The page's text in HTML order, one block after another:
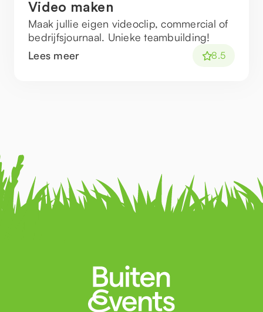
Video maken
Maak jullie eigen videoclip, commercial of
bedrijfsjournaal. Unieke teambuilding!
Lees meer
8.5